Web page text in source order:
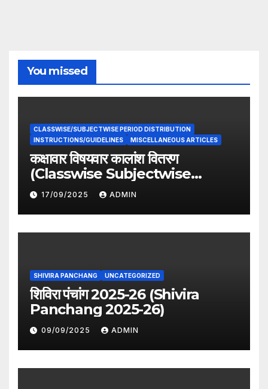
You missed
CLASSWISE/SUBJECTWISE PERIOD DISTRIBUTION
INSTRUCTIONS/GUIDELINES
MISCELLANEOUS ARTICLES
कक्षावार विषयवार कालांश वितरण
(Classwise Subjectwise
period distribution)
17/09/2025 ADMIN
SHIVIRA PANCHANG UNCATEGORIZED
शिविरा पंचांग 2025-26 (Shivira
Panchang 2025-26)
09/09/2025 ADMIN